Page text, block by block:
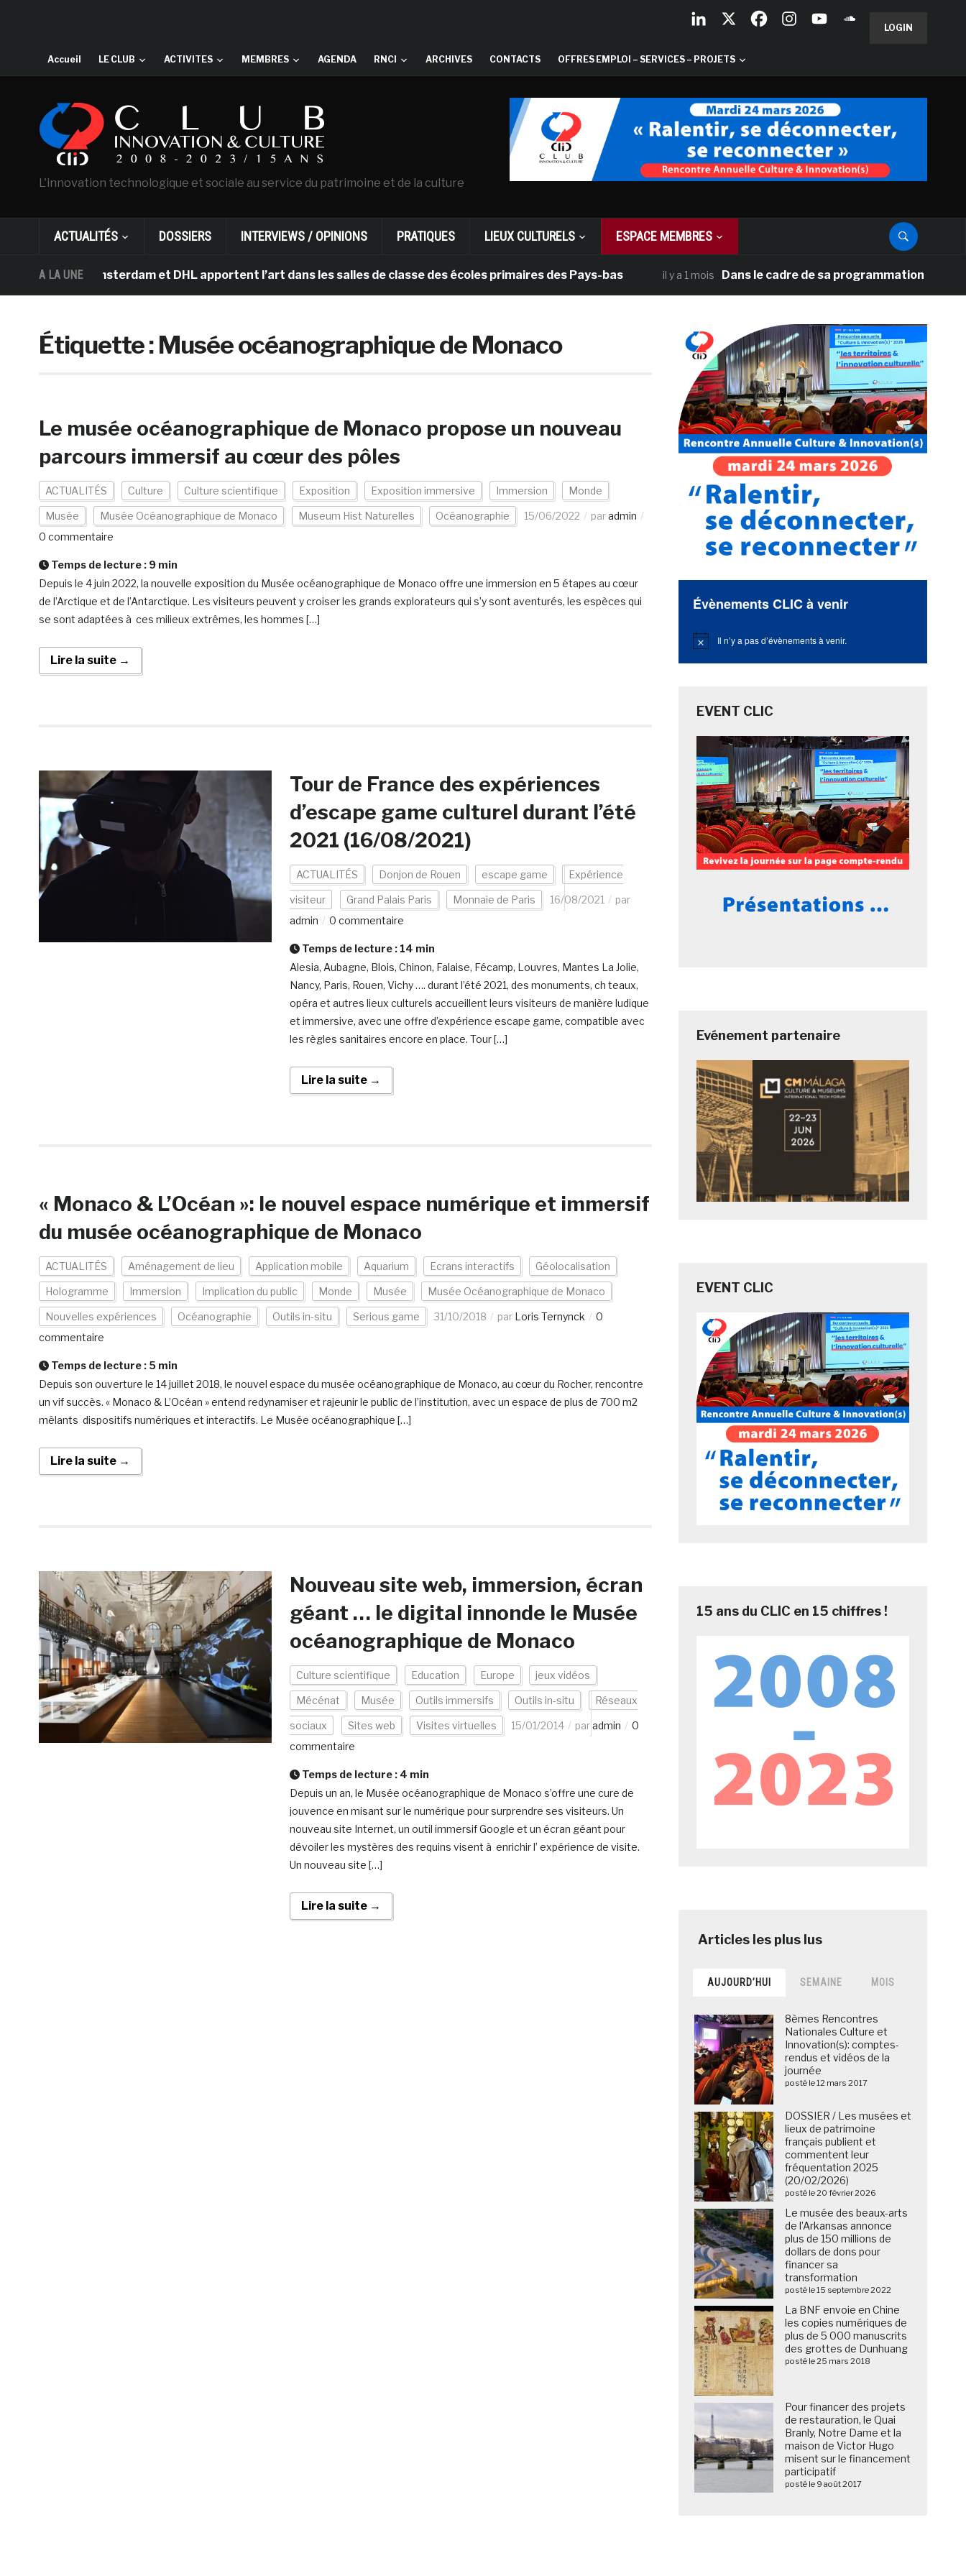
LOGIN
Accueil LE CLUB ACTIVITES MEMBRES AGENDA RNCI ARCHIVES CONTACTS OFFRES EMPLOI – SERVICES – PROJETS
L'innovation technologique et sociale au service du patrimoine et de la culture
ACTUALITÉS DOSSIERS INTERVIEWS / OPINIONS PRATIQUES LIEUX CULTURELS ESPACE MEMBRES
A LA UNE
Gogh d’Amsterdam et DHL apportent l’art dans les salles de classe des écoles primaires des Pays-bas il y a 1 mois Dans le cadre de sa programmation
Étiquette :Musée océanographique de Monaco
Le musée océanographique de Monaco propose un nouveau
parcours immersif au cœur des pôles
ACTUALITÉS Culture Culture scientifique Exposition Exposition immersive Immersion Monde
Musée Musée Océanographique de Monaco Museum Hist Naturelles Océanographie 15/06/2022 paradmin
0 commentaire
Temps de lecture : 9 min
Depuis le 4 juin 2022, la nouvelle exposition du Musée océanographique de Monaco offre une immersion en 5 étapes au cœur
de l’Arctique et de l’Antarctique. Les visiteurs peuvent y croiser les grands explorateurs qui s’y sont aventurés, les espèces qui
se sont adaptées à ces milieux extrêmes, les hommes […]
Lire la suite →
Tour de France des expériences
d’escape game culturel durant l’été
2021 (16/08/2021)
ACTUALITÉS Donjon de Rouen escape game Expérience
visiteur Grand Palais Paris Monnaie de Paris 16/08/2021
par
admin
0 commentaire
Temps de lecture : 14 min
Alesia, Aubagne, Blois, Chinon, Falaise, Fécamp, Louvres, Mantes La Jolie,
Nancy, Paris, Rouen, Vichy …. durant l’été 2021, des monuments, ch teaux,
opéra et autres lieux culturels accueillent leurs visiteurs de manière ludique
et immersive, avec une offre d’expérience escape game, compatible avec
les règles sanitaires encore en place. Tour […]
Lire la suite →
« Monaco & L’Océan »: le nouvel espace numérique et immersif
du musée océanographique de Monaco
ACTUALITÉS Aménagement de lieu Application mobile Aquarium Ecrans interactifs Géolocalisation
Hologramme Immersion Implication du public Monde Musée Musée Océanographique de Monaco
Nouvelles expériences Océanographie Outils in-situ Serious game 31/10/2018 par Loris Ternynck
0
commentaire
Temps de lecture : 5 min
Depuis son ouverture le 14 juillet 2018, le nouvel espace du musée océanographique de Monaco, au cœur du Rocher, rencontre
un vif succès. « Monaco & L’Océan » entend redynamiser et rajeunir le public de l’institution, avec un espace de plus de 700 m2
mêlants dispositifs numériques et interactifs. Le Musée océanographique […]
Lire la suite →
Nouveau site web, immersion, écran
géant … le digital innonde le Musée
océanographique de Monaco
Culture scientifique Education Europe jeux vidéos
Mécénat Musée Outils immersifs Outils in-situ Réseaux
sociaux Sites web Visites virtuelles 15/01/2014 paradmin
0
commentaire
Temps de lecture : 4 min
Depuis un an, le Musée océanographique de Monaco s’offre une cure de
jouvence en misant sur le numérique pour surprendre ses visiteurs. Un
nouveau site Internet, un outil immersif Google et un écran géant pour
dévoiler les mystères des requins visent à enrichir l’ expérience de visite.
Un nouveau site […]
Lire la suite →
Évènements CLIC à venir
Notice Il n’y a pas d’évènements à venir.
EVENT CLIC
Evénement partenaire
EVENT CLIC
15 ans du CLIC en 15 chiffres !
AUJOURD’HUI SEMAINE MOIS
8èmes Rencontres
Nationales Culture et
Innovation(s): comptes-
rendus et vidéos de la
journée
posté le 12 mars 2017
DOSSIER / Les musées et
lieux de patrimoine
français publient et
commentent leur
fréquentation 2025
(20/02/2026)
posté le 20 février 2026
Le musée des beaux-arts
de l’Arkansas annonce
plus de 150 millions de
dollars de dons pour
financer sa
transformation
posté le 15 septembre 2022
La BNF envoie en Chine
les copies numériques de
plus de 5 000 manuscrits
des grottes de Dunhuang
posté le 25 mars 2018
Pour financer des projets
de restauration, le Quai
Branly, Notre Dame et la
maison de Victor Hugo
misent sur le financement
participatif
posté le 9 août 2017